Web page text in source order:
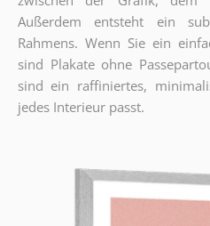
Außerdem entsteht ein
Rahmens. Wenn Sie ein
sind Plakate ohne
sind ein raffiniertes,
jedes Interieur passt.